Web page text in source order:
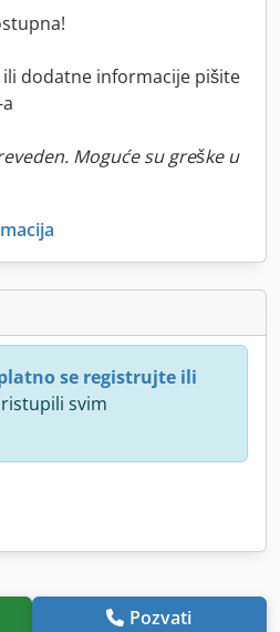
dodatne informacije pišite
Moguće su greške u
se registrujte ili
svim
Pozvati